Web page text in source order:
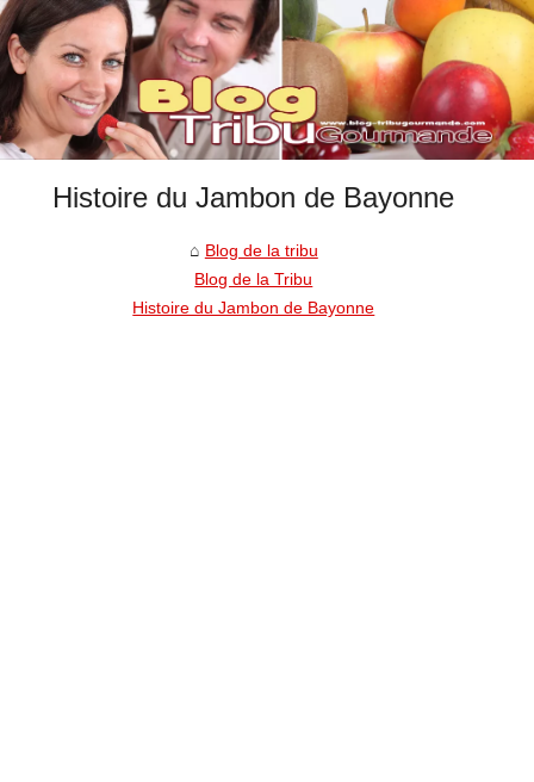
Histoire du Jambon de Bayonne
Blog de la tribu
Blog de la Tribu
Histoire du Jambon de Bayonne